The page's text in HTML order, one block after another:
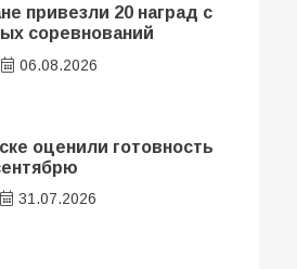
привезли 20 наград с
соревнований
06.08.2026
оценили готовность
31.07.2026